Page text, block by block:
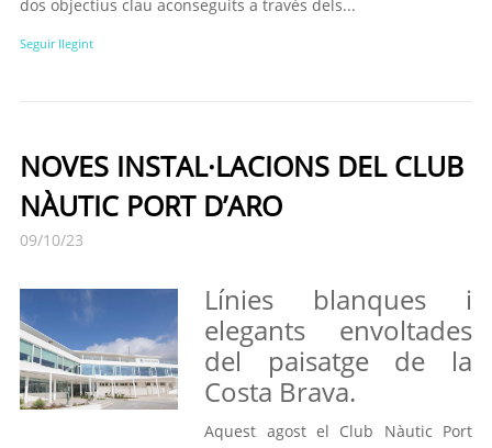
dos objectius clau aconseguits a través dels...
Seguir llegint
NOVES INSTAL·LACIONS DEL CLUB
NÀUTIC PORT D’ARO
09/10/23
Línies blanques i
elegants envoltades
del paisatge de la
Costa Brava.
Aquest agost el Club Nàutic Port